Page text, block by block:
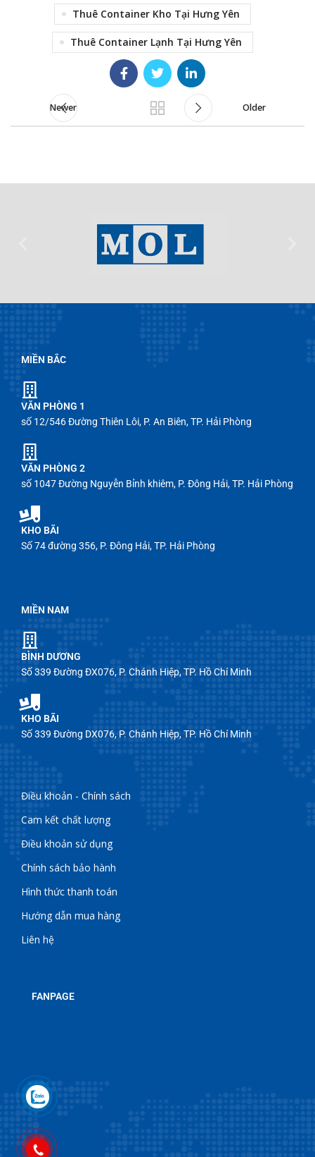
Thuê Container Kho Tại Hưng Yên
Thuê Container Lạnh Tại Hưng Yên
Newer Older
MIỀN BẮC
VĂN PHÒNG 1
số 12/546 Đường Thiên Lôi, P. An Biên, TP. Hải Phòng
VĂN PHÒNG 2
số 1047 Đường Nguyễn Bỉnh khiêm, P. Đông Hải, TP. Hải Phòng
KHO BÃI
Số 74 đường 356, P. Đông Hải, TP. Hải Phòng
MIỀN NAM
BÌNH DƯƠNG
Số 339 Đường ĐX076, P. Chánh Hiệp, TP. Hồ Chí Minh
KHO BÃI
Số 339 Đường DX076, P. Chánh Hiệp, TP. Hồ Chí Minh
Điều khoản - Chính sách
Cam kết chất lượng
Điều khoản sử dụng
Chính sách bảo hành
Hình thức thanh toán
Hướng dẫn mua hàng
Liên hệ
FANPAGE